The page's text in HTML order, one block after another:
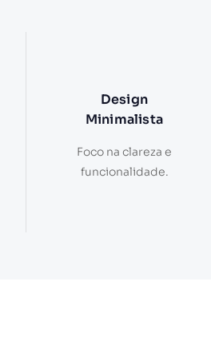
Design
Minimalista
Foco na clareza e
funcionalidade.